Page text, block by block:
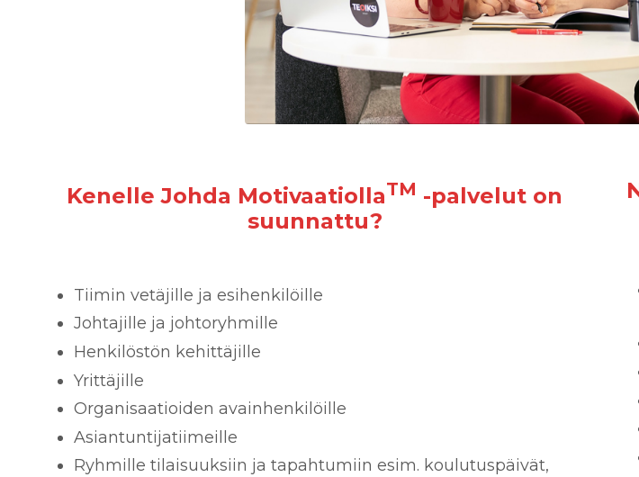
Kenelle Johda MotivaatiollaTM -palvelut on
suunnattu?
Tiimin vetäjille ja esihenkilöille
Johtajille ja johtoryhmille
Henkilöstön kehittäjille
Yrittäjille
Organisaatioiden avainhenkilöille
Asiantuntijatiimeille
Ryhmille tilaisuuksiin ja tapahtumiin esim. koulutuspäivät,